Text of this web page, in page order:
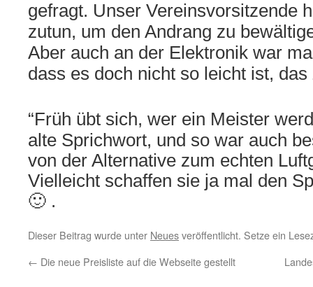
gefragt. Unser Vereinsvorsitzende
zutun, um den Andrang zu
Aber auch an der Elektronik war
dass es doch nicht so leicht ist, das
“Früh übt sich, wer ein Meister
alte Sprichwort, und so war auch
von der Alternative zum echten
Vielleicht schaffen sie ja mal den
🙂 .
Dieser Beitrag wurde unter Neuesveröffentlicht. Setze ein
← Die neue Preisliste auf die Webseite gestellt